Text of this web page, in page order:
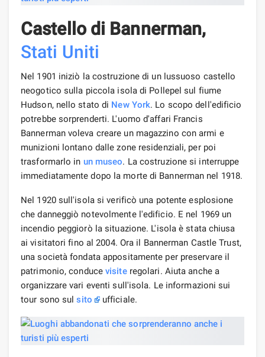
Castello di Bannerman,
Stati Uniti
Nel 1901 iniziò la costruzione di un lussuoso castello
neogotico sulla piccola isola di Pollepel sul fiume
Hudson, nello stato di New York. Lo scopo dell'edificio
potrebbe sorprenderti. L'uomo d'affari Francis
Bannerman voleva creare un magazzino con armi e
munizioni lontano dalle zone residenziali, per poi
trasformarlo in un museo. La costruzione si interruppe
immediatamente dopo la morte di Bannerman nel 1918.
Nel 1920 sull'isola si verificò una potente esplosione
che danneggiò notevolmente l'edificio. E nel 1969 un
incendio peggiorò la situazione. L'isola è stata chiusa
ai visitatori fino al 2004. Ora il Bannerman Castle Trust,
una società fondata appositamente per preservare il
patrimonio, conduce visiteregolari. Aiuta anche a
organizzare vari eventi sull'isola. Le informazioni sui
tour sono sulsito ufficiale.